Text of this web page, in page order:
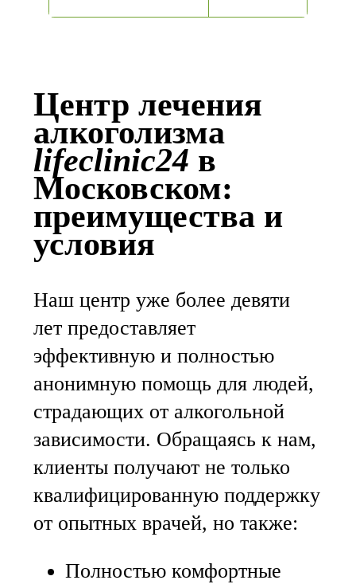
Центр лечения
алкоголизма
lifeclinic24 в
Московском:
преимущества и
условия
Наш центр уже более девяти
лет предоставляет
эффективную и полностью
анонимную помощь для людей,
страдающих от алкогольной
зависимости. Обращаясь к нам,
клиенты получают не только
квалифицированную поддержку
от опытных врачей, но также:
Полностью комфортные